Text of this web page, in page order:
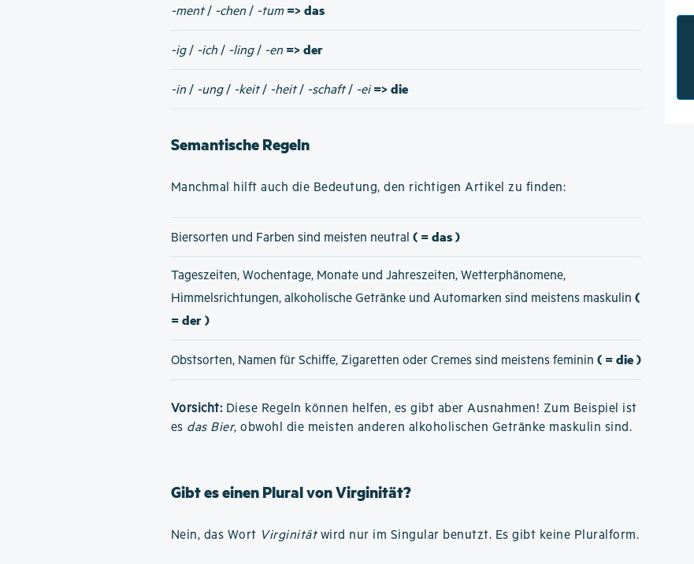
-ment/ -chen/ -tum => das
-ig/ -ich/ -ling/ -en => der
-in/ -ung/ -keit/ -heit/ -schaft/ -ei => die
Semantische Regeln
Manchmal hilft auch die Bedeutung, den richtigen Artikel zu finden:
Biersorten und Farben sind meisten neutral ( = das )
Tageszeiten, Wochentage, Monate und Jahreszeiten, Wetterphänomene,
Himmelsrichtungen, alkoholische Getränke und Automarken sind meistens maskulin (
= der )
Obstsorten, Namen für Schiffe, Zigaretten oder Cremes sind meistens feminin ( = die )
Vorsicht:Diese Regeln können helfen, es gibt aber Ausnahmen! Zum Beispiel ist
es das Bier, obwohl die meisten anderen alkoholischen Getränke maskulin sind.
Gibt es einen Plural von Virginität?
Nein, das Wort Virginitätwird nur im Singular benutzt. Es gibt keine Pluralform.